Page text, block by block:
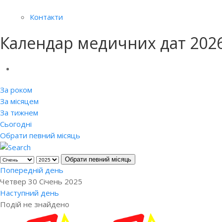
Контакти
Календар медичних дат
За роком
За місяцем
За тижнем
Сьогодні
Обрати певний місяць
Обрати певний місяць
Попередній день
Четвер 30 Січень 2025
Наступний день
Подій не знайдено